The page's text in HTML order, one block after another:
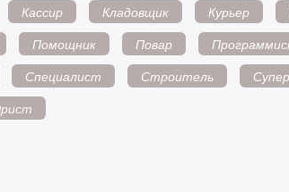
Кассир Кладовщик Курьер
Помощник Повар
Специалист Строитель